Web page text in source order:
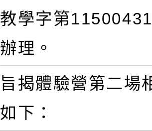
教學字第
辦理。
旨揭體驗營第二場
如下：